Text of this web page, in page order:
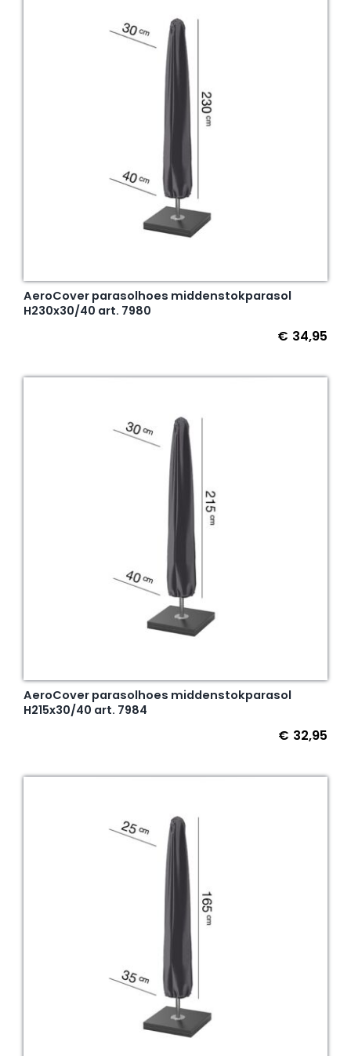
AeroCover parasolhoes middenstokparasol
H230x30/40 art. 7980
€ 34,95
AeroCover parasolhoes middenstokparasol
H215x30/40 art. 7984
€ 32,95